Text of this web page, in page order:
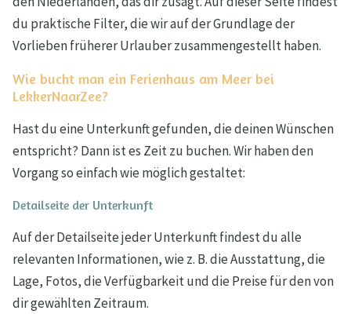
du praktische Filter, die wir auf der Grundlage der
Vorlieben früherer Urlauber zusammengestellt haben.
Wie bucht man ein Ferienhaus am Meer bei
LekkerNaarZee?
Hast du eine Unterkunft gefunden, die deinen Wünschen
entspricht? Dann ist es Zeit zu buchen. Wir haben den
Vorgang so einfach wie möglich gestaltet:
Detailseite der Unterkunft
Auf der Detailseite jeder Unterkunft findest du alle
relevanten Informationen, wie z. B. die Ausstattung, die
Lage, Fotos, die Verfügbarkeit und die Preise für den von
dir gewählten Zeitraum.